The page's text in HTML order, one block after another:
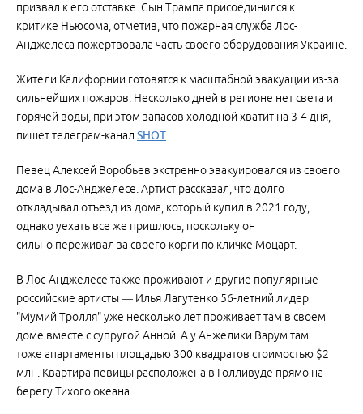
призвал к его отставке. Сын Трампа присоединился к
критике Ньюсома, отметив, что пожарная служба Лос-
Анджелеса пожертвовала часть своего оборудования Украине.
Жители Калифорнии готовятся к масштабной эвакуации из-за
сильнейших пожаров. Несколько дней в регионе нет света и
горячей воды, при этом запасов холодной хватит на 3-4 дня,
пишет телеграм-канал SHOT
Певец Алексей Воробьев экстренно эвакуировался из своего
дома в Лос-Анджелесе. Артист рассказал, что долго
откладывал отъезд из дома, который купил в 2021 году,
однако уехать все же пришлось, поскольку он
сильно переживал за своего корги по кличке Моцарт.
В Лос-Анджелесе также проживают и другие популярные
российские артисты — Илья Лагутенко 56-летний лидер
"Мумий Тролля" уже несколько лет проживает там в своем
доме вместе с супругой Анной. А у Анжелики Варум там
тоже апартаменты площадью 300 квадратов стоимостью $2
млн. Квартира певицы расположена в Голливуде прямо на
берегу Тихого океана.